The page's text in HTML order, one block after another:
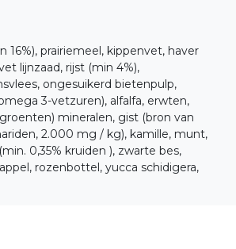
16%), prairiemeel, kippenvet, haver
lijnzaad, rijst (min 4%),
ongesuikerd bietenpulp,
3-vetzuren), alfalfa, erwten,
mineralen, gist (bron van
2.000 mg / kg), kamille, munt,
0,35% kruiden ), zwarte bes,
rozenbottel, yucca schidigera,